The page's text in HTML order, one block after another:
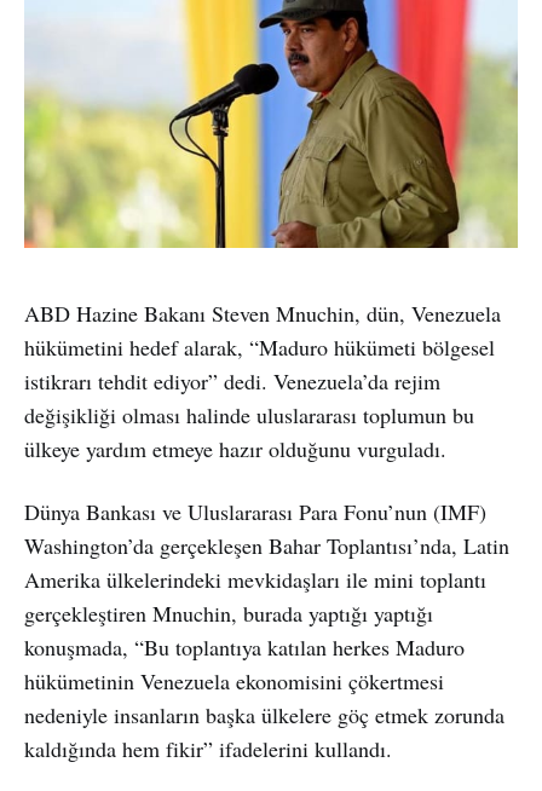
ABD Hazine Bakanı Steven Mnuchin, dün, Venezuela
hükümetini hedef alarak, “Maduro hükümeti bölgesel
istikrarı tehdit ediyor” dedi. Venezuela’da rejim
değişikliği olması halinde uluslararası toplumun bu
ülkeye yardım etmeye hazır olduğunu vurguladı.
Dünya Bankası ve Uluslararası Para Fonu’nun (IMF)
Washington’da gerçekleşen Bahar Toplantısı’nda, Latin
Amerika ülkelerindeki mevkidaşları ile mini toplantı
gerçekleştiren Mnuchin, burada yaptığı yaptığı
konuşmada, “Bu toplantıya katılan herkes Maduro
hükümetinin Venezuela ekonomisini çökertmesi
nedeniyle insanların başka ülkelere göç etmek zorunda
kaldığında hem fikir” ifadelerini kullandı.